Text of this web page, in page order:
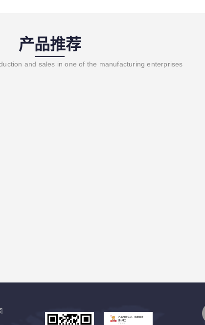
产品推荐
and sales in one of the manufacturing enterprises